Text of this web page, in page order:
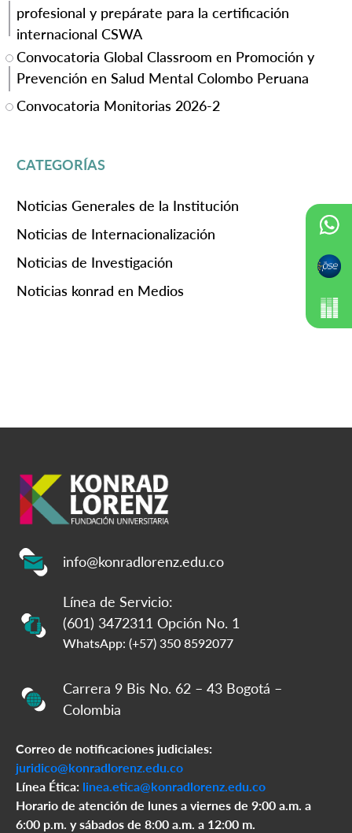
profesional y prepárate para la certificación
internacional CSWA
Convocatoria Global Classroom en Promoción y
Prevención en Salud Mental Colombo Peruana
Convocatoria Monitorias 2026-2
CATEGORÍAS
Noticias Generales de la Institución
Noticias de Internacionalización
Noticias de Investigación
Noticias konrad en Medios
info@konradlorenz.edu.co
Línea de Servicio:
(601) 3472311 Opción No. 1
WhatsApp: (+57) 350 8592077
Carrera 9 Bis No. 62 – 43 Bogotá –
Colombia
Correo de notificaciones judiciales:
juridico@konradlorenz.edu.co
Línea Ética: linea.etica@konradlorenz.edu.co
Horario de atención de lunes a viernes de 9:00 a.m. a
6:00 p.m. y sábados de 8:00 a.m. a 12:00 m.